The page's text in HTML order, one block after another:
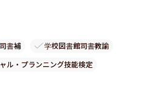
書補
学校図書館司書教諭
ル・プランニング技能検定